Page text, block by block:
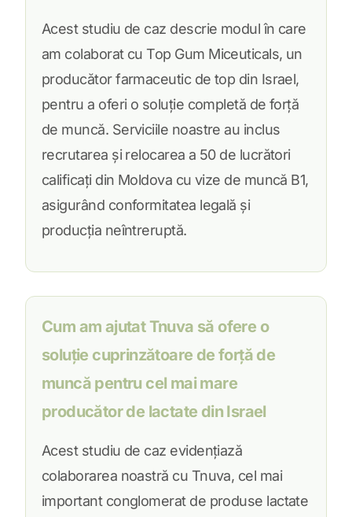
Acest studiu de caz descrie modul în care
am colaborat cu Top Gum Miceuticals, un
producător farmaceutic de top din Israel,
pentru a oferi o soluție completă de forță
de muncă. Serviciile noastre au inclus
recrutarea și relocarea a 50 de lucrători
calificați din Moldova cu vize de muncă B1,
asigurând conformitatea legală și
producția neîntreruptă.
Cum am ajutat Tnuva să ofere o
soluție cuprinzătoare de forță de
muncă pentru cel mai mare
producător de lactate din Israel
Acest studiu de caz evidențiază
colaborarea noastră cu Tnuva, cel mai
important conglomerat de produse lactate